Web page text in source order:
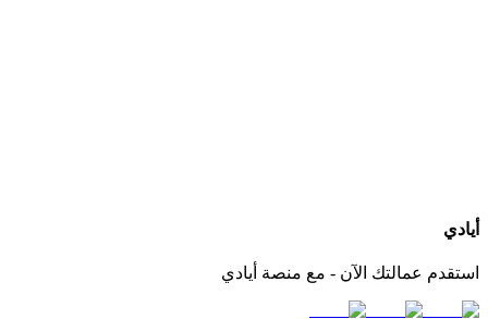
أيادي
استقدم عمالتك الآن - مع منصة أيادي